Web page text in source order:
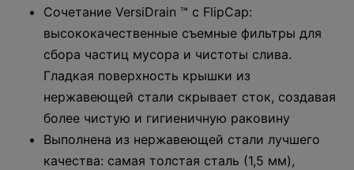
Сочетание VersiDrain ™ с FlipCap:
высококачественные съемные фильтры для
сбора частиц мусора и чистоты слива.
Гладкая поверхность крышки из
нержавеющей стали скрывает сток, создавая
более чистую и гигиеничную раковину
Выполнена из нержавеющей стали лучшего
качества: самая толстая сталь (1,5 мм),